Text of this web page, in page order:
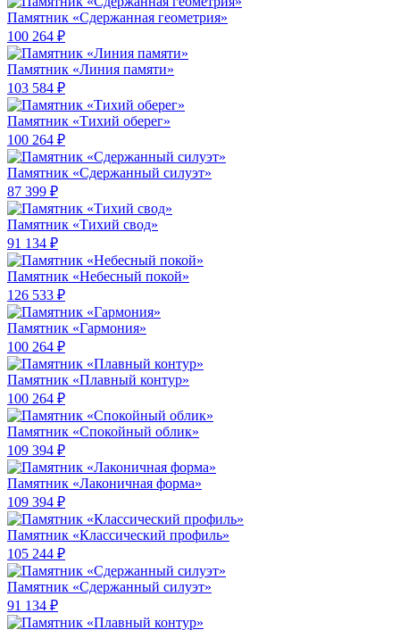
Памятник «Сдержанная геометрия»
100 264 ₽
Памятник «Линия памяти»
103 584 ₽
Памятник «Тихий оберег»
100 264 ₽
Памятник «Сдержанный силуэт»
87 399 ₽
Памятник «Тихий свод»
91 134 ₽
Памятник «Небесный покой»
126 533 ₽
Памятник «Гармония»
100 264 ₽
Памятник «Плавный контур»
100 264 ₽
Памятник «Спокойный облик»
109 394 ₽
Памятник «Лаконичная форма»
109 394 ₽
Памятник «Классический профиль»
105 244 ₽
Памятник «Сдержанный силуэт»
91 134 ₽